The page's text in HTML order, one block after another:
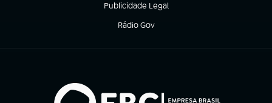
Publicidade Legal
(abre em nova aba)
Rádio Gov
(abre em nova aba)